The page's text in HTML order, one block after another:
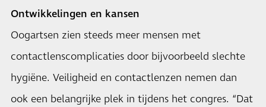
Ontwikkelingen en kansen
Oogartsen zien steeds meer mensen met
contactlenscomplicaties door bijvoorbeeld slechte
hygiëne. Veiligheid en contactlenzen nemen dan
ook een belangrijke plek in tijdens het congres. “Dat